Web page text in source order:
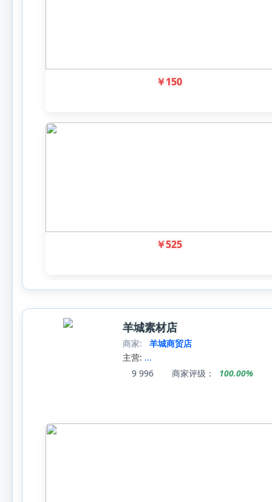
￥150
￥525
羊城素材店
商家:
羊城商贸店
主营: ...
9 996 商家评级： 100.00%